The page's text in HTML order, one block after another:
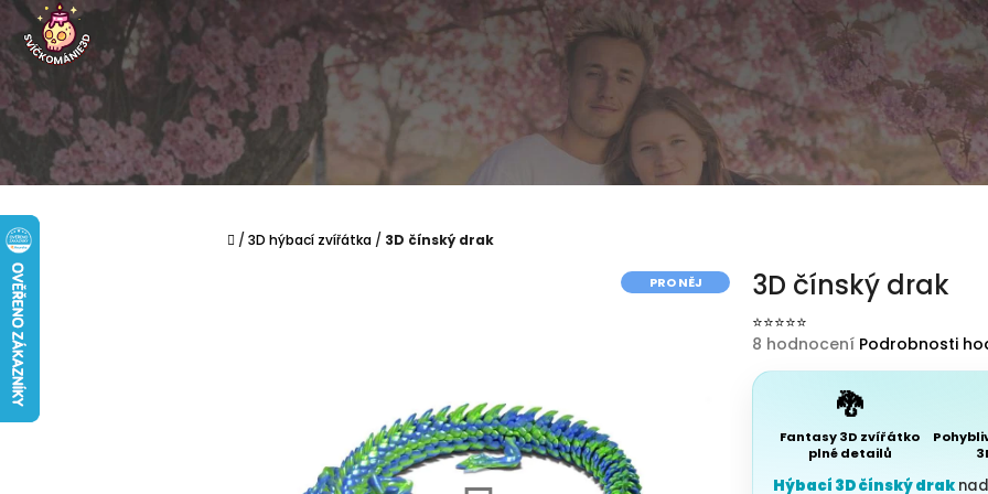
Přejít na obsah
Domů
/ 3D hýbací zvířátka / 3D čínský drak
PRO NĚJ 3D čínský drak
Průměrné hodnocení
8 hodnocení Podrobnosti
🐉
Fantasy 3D zvířátko
plné detailů
Hýbací 3D čínský drak